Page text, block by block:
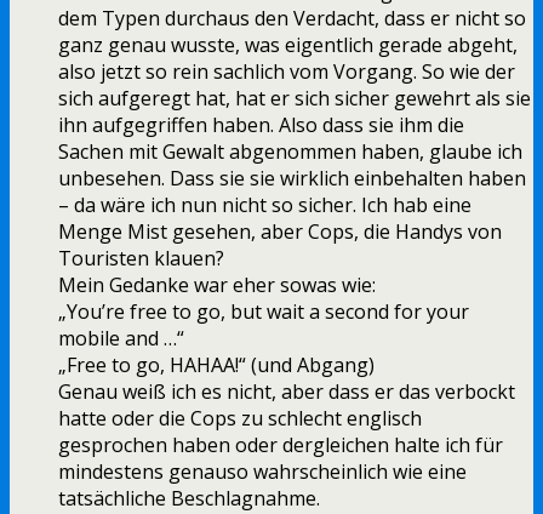
dem Typen durchaus den Verdacht, dass er nicht so
ganz genau wusste, was eigentlich gerade abgeht,
also jetzt so rein sachlich vom Vorgang. So wie der
sich aufgeregt hat, hat er sich sicher gewehrt als sie
ihn aufgegriffen haben. Also dass sie ihm die
Sachen mit Gewalt abgenommen haben, glaube ich
unbesehen. Dass sie sie wirklich einbehalten haben
– da wäre ich nun nicht so sicher. Ich hab eine
Menge Mist gesehen, aber Cops, die Handys von
Touristen klauen?
Mein Gedanke war eher sowas wie:
„You’re free to go, but wait a second for your
mobile and …“
„Free to go, HAHAA!“ (und Abgang)
Genau weiß ich es nicht, aber dass er das verbockt
hatte oder die Cops zu schlecht englisch
gesprochen haben oder dergleichen halte ich für
mindestens genauso wahrscheinlich wie eine
tatsächliche Beschlagnahme.